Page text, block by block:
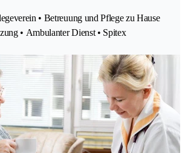
• Betreuung und Pflege zu Hause
• Ambulanter Dienst • Spitex